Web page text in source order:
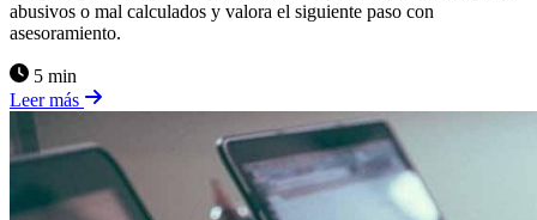
abusivos o mal calculados y valora el siguiente paso con
asesoramiento.
5 min
Leer más